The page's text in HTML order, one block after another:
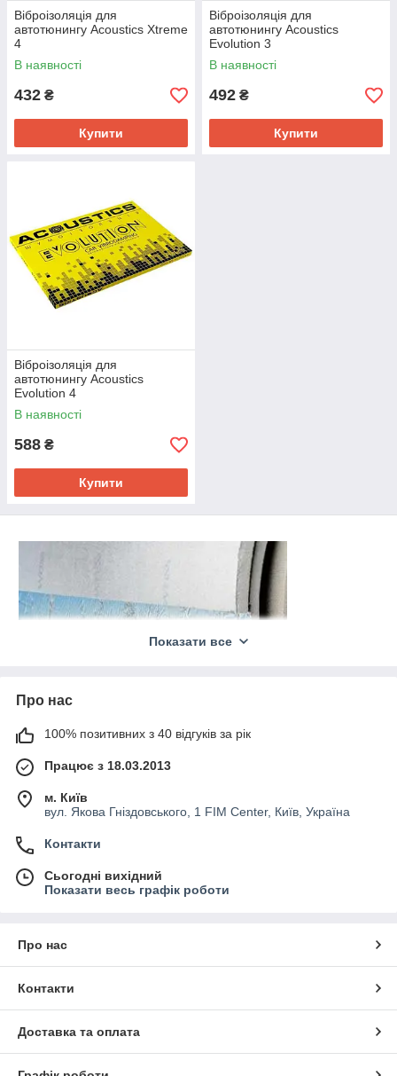
Віброізоляція для
автотюнингу Acoustics Xtreme
4
В наявності
432 ₴
Купити
Віброізоляція для
автотюнингу Acoustics
Evolution 3
В наявності
492 ₴
Купити
Віброізоляція для
автотюнингу Acoustics
Evolution 4
В наявності
588 ₴
Купити
Показати все
Про нас
100% позитивних з 40 відгуків за рік
Працює з 18.03.2013
м. Київ
вул. Якова Гніздовського, 1 FIM Center, Київ, Україна
Контакти
Сьогодні вихідний
Показати весь графік роботи
Про нас
Контакти
Доставка та оплата